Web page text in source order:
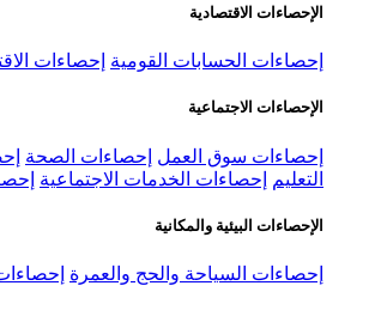
الإحصاءات الاقتصادية
إحصاءات الحسابات القومية إحصاءات
الإحصاءات الاجتماعية
إحصاءات سوق العمل إحصاءات الصحة
التعليم
إحصاءات الخدمات الاجتماعية
الإحصاءات البيئية والمكانية
إحصاءات السياحة والحج والعمرة